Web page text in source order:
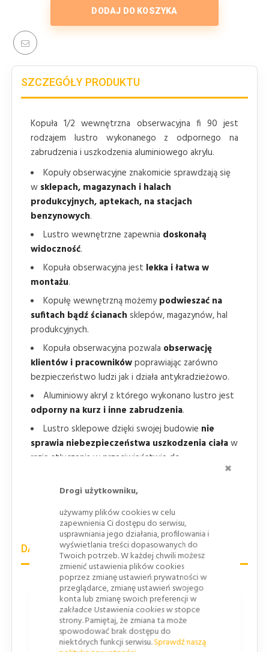
Drogi użytkowniku,
używamy plików cookies w celu
zapewnienia Ci dostępu do serwisu,
usprawniania jego działania, profilowania i
wyświetlania treści dopasowanych do
Twoich potrzeb. W każdej chwili możesz
zmienić ustawienia plików cookies
poprzez zmianę ustawień prywatności w
przeglądarce, zmianę ustawień swojego
konta lub zmianę swoich preferencji w
zakładce Ustawienia cookies w stopce
strony. Pamiętaj, że zmiana ta może
spowodować brak dostępu do
niektórych funkcji serwisu.Sprawdź naszą
DODAJ DO KOSZYKA
SZCZEGÓŁY PRODUKTU
Kopuła 1/2 wewnętrzna obserwacyjna fi 90 jest
rodzajem lustro wykonanego z odpornego na
zabrudzenia i uszkodzenia aluminiowego akrylu.
Kopuły obserwacyjne znakomicie sprawdzają się
w sklepach, magazynach i halach
produkcyjnych, aptekach, na stacjach
benzynowych.
Lustro wewnętrzne zapewnia doskonałą
widoczność.
Kopuła obserwacyjna jest lekka i łatwa w
montażu.
Kopułę wewnętrzną możemypodwieszać na
sufitach bądź ścianach sklepów, magazynów, hal
produkcyjnych.
Kopuła obserwacyjna pozwala obserwację
klientów i pracownikówpoprawiając zarówno
bezpieczeństwo ludzi jak i działa antykradzieżowo.
Aluminiowy akryl z którego wykonano lustro jest
odporny na kurz i inne zabrudzenia.
Lustro sklepowe dzięki swojej budowie nie
sprawia niebezpieczeństwa uszkodzenia ciaław
razie stłuczenia w przeciwieństwie do
Lustra sklepowe pomagają w
personelu.
DANE TECHNICZNE
Długość
Szerokość